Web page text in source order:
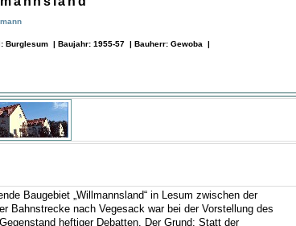
Burglesum | Baujahr: 1955-57 | Bauherr: Gewoba |
Baugebiet „Willmannsland“ in Lesum zwischen der
Bahnstrecke nach Vegesack war bei der Vorstellung des
heftiger Debatten. Der Grund: Statt der